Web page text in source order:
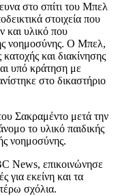
στο σπίτι του Μπελ
στοιχεία που
και υλικό που
νοημοσύνης. Ο Μπελ,
και διακίνησης
υπό κράτηση με
στο δικαστήριο
Σακραμέντο μετά την
το υλικό παιδικής
νοημοσύνης.
News, επικοινώνησε
εκείνη και τα
σχόλια.